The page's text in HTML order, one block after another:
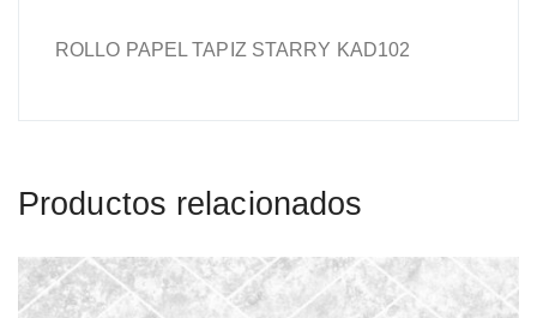
ROLLO PAPEL TAPIZ STARRY KAD102
Productos relacionados